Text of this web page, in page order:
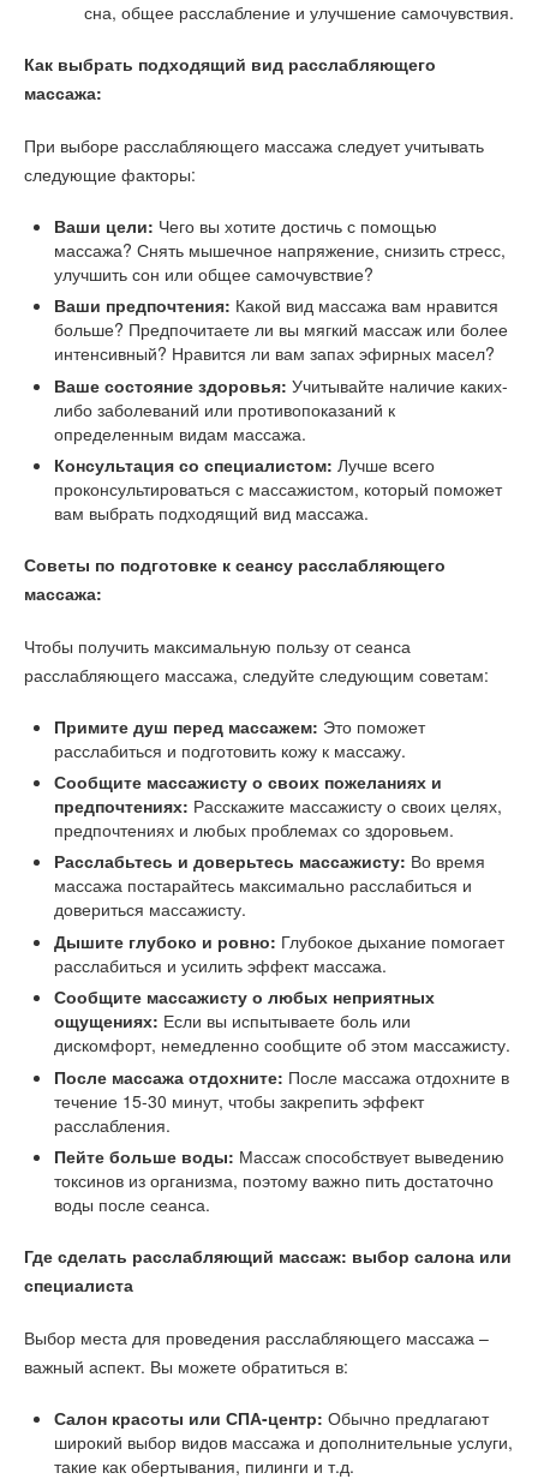
сна, общее расслабление и улучшение самочувствия.
Как выбрать подходящий вид расслабляющего
массажа:
При выборе расслабляющего массажа следует учитывать
следующие факторы:
Ваши цели: Чего вы хотите достичь с помощью
массажа? Снять мышечное напряжение, снизить стресс,
улучшить сон или общее самочувствие?
Ваши предпочтения: Какой вид массажа вам нравится
больше? Предпочитаете ли вы мягкий массаж или более
интенсивный? Нравится ли вам запах эфирных масел?
Ваше состояние здоровья: Учитывайте наличие каких-
либо заболеваний или противопоказаний к
определенным видам массажа.
Консультация со специалистом: Лучше всего
проконсультироваться с массажистом, который поможет
вам выбрать подходящий вид массажа.
Советы по подготовке к сеансу расслабляющего
массажа:
Чтобы получить максимальную пользу от сеанса
расслабляющего массажа, следуйте следующим советам:
Примите душ перед массажем: Это поможет
расслабиться и подготовить кожу к массажу.
Сообщите массажисту о своих пожеланиях и
предпочтениях: Расскажите массажисту о своих целях,
предпочтениях и любых проблемах со здоровьем.
Расслабьтесь и доверьтесь массажисту: Во время
массажа постарайтесь максимально расслабиться и
довериться массажисту.
Дышите глубоко и ровно: Глубокое дыхание помогает
расслабиться и усилить эффект массажа.
Сообщите массажисту о любых неприятных
ощущениях: Если вы испытываете боль или
дискомфорт, немедленно сообщите об этом массажисту.
После массажа отдохните: После массажа отдохните в
течение 15-30 минут, чтобы закрепить эффект
расслабления.
Пейте больше воды: Массаж способствует выведению
токсинов из организма, поэтому важно пить достаточно
воды после сеанса.
Где сделать расслабляющий массаж: выбор салона или
специалиста
Выбор места для проведения расслабляющего массажа –
важный аспект. Вы можете обратиться в:
Салон красоты или СПА-центр: Обычно предлагают
широкий выбор видов массажа и дополнительные услуги,
такие как обертывания, пилинги и т.д.